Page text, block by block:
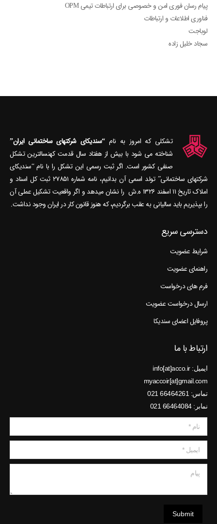
پیام رسان فوری امن و خصوصی برای ارتباطات تیمی OPM
فناوری اطلاعات و ارتباطات
لوباجت
سجاد خلیل زاده
تشکلی که امروز به نام“سندیکای شرکتهای ساختمانی ایران”
شناخته می‎ شود با بیش از هفتاد سال قدمت کهنسال‎ترین تشکل
صنفی کشور است. اگر ثبت رسمی این تشکل را با نام “سندیکای
شرکتهای ساختمانی” تولد اسمی آن بدانیم، نامه شماره ۲۷۸۵۱ ثبت کل اسناد و
املاک تاریخ ۱۱ اسفند ۱۳۲۶ ه.ش را نشان می‎دهد و اگر واقعیت تشکیل عملی آن
را بپذیریم باید سالیانی به عقب برگردیم، که هنوز قانون کار در ایران وجود نداشت.
دسترسی سریع
شرایط عضویت
راهنمای عضویت
فرم های درخواست
ارسال درخواست عضویت
پروفایل اعضای سندیکا
ارتباط با ما
ایمیل: info[at]acco.ir
myaccoir[at]gmail.com
تماس: 66464261 021
نمابر: 66464084 021
نام *
ایمیل *
Submit